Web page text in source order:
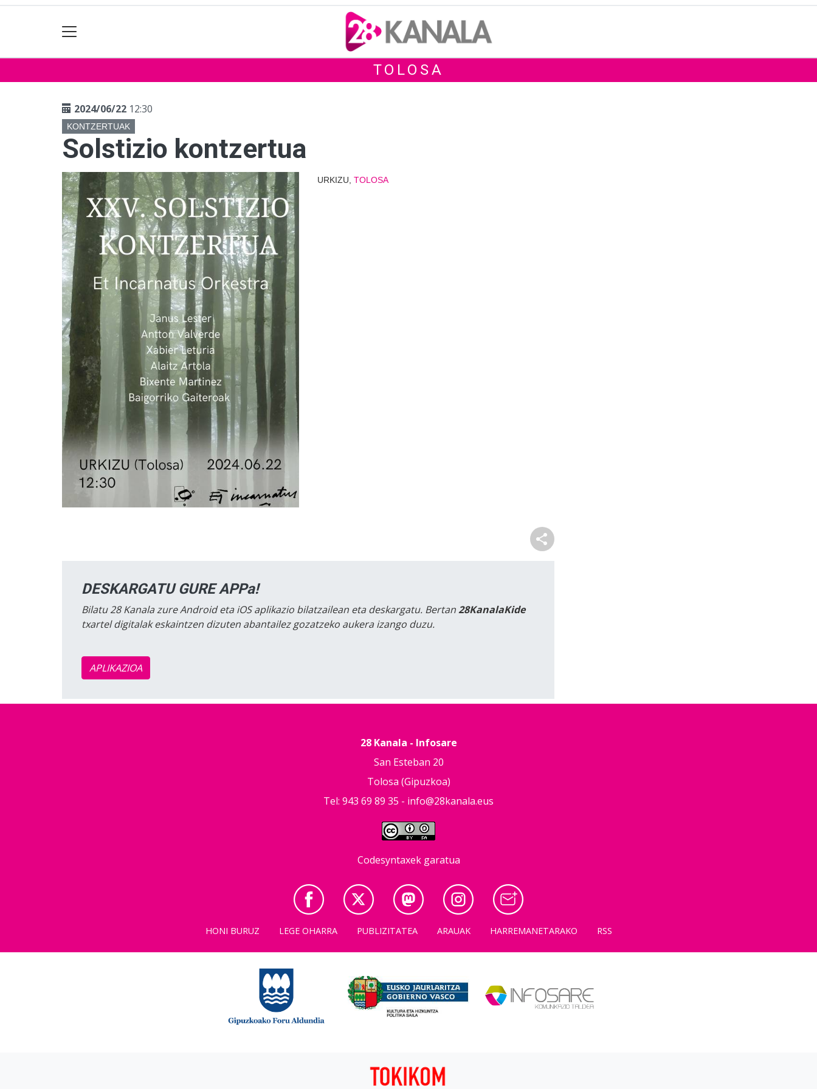
TOLOSA
2024/06/22 12:30
KONTZERTUAK
Solstizio kontzertua
URKIZU, TOLOSA
DESKARGATU GURE APPa!
Bilatu 28 Kanala zure Android eta iOS aplikazio bilatzailean eta deskargatu. Bertan28KanalaKide
txartel digitalak eskaintzen dizuten abantailez gozatzeko aukera izango duzu.
APLIKAZIOA
28 Kanala - Infosare
San Esteban 20
Tolosa (Gipuzkoa)
Tel: 943 69 89 35 - info@28kanala.eus
Codesyntaxek garatua
HONI BURUZ LEGE OHARRA PUBLIZITATEA ARAUAK HARREMANETARAKO RSS